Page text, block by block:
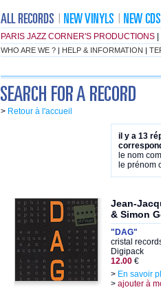
PARIS JAZZ CORNER'S PRODUCTIONS
WHO ARE WE ? | HELP & INFORMATION |
> Retour à l'accueil
il y a 13
le nom
le prénom
Jean-
& Simon
"DAG"
cristal
Digipack
12.00 €
> En savoir
> ajouter à